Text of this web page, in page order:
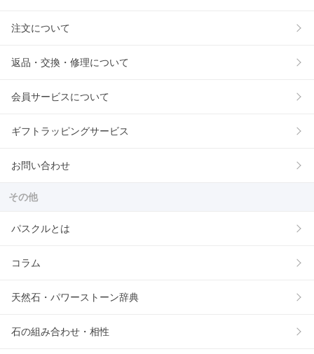
注文について
返品・交換・修理について
会員サービスについて
ギフトラッピングサービス
お問い合わせ
その他
パスクルとは
コラム
天然石・パワーストーン辞典
石の組み合わせ・相性